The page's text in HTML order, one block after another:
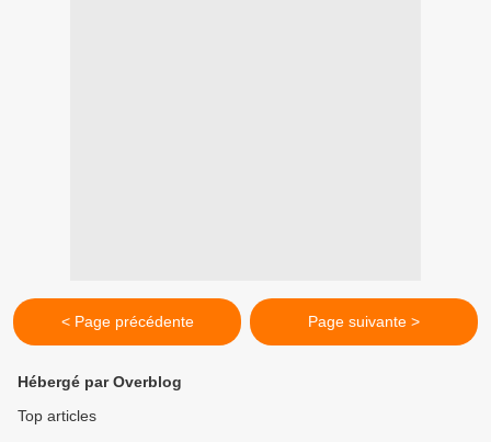
< Page précédente Page suivante >
Hébergé par Overblog
Top articles